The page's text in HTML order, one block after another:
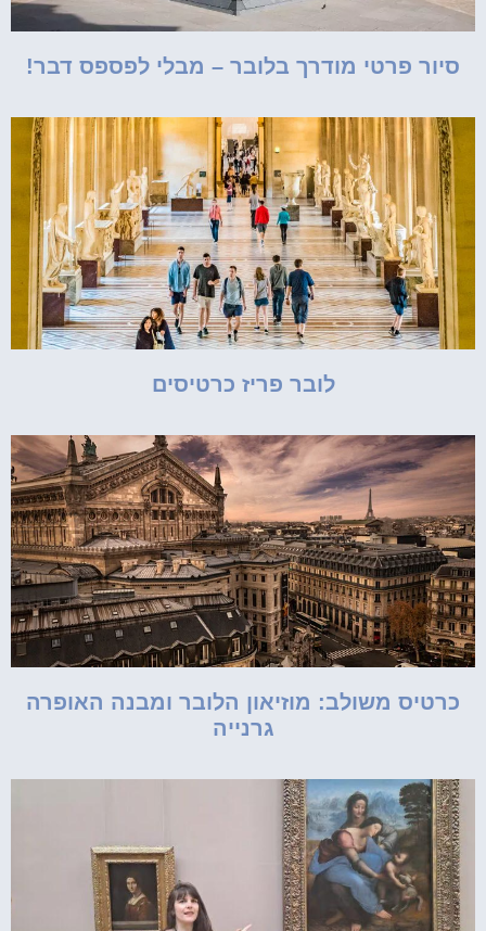
סיור פרטי מודרך בלובר – מבלי לפספס דבר!
לובר פריז כרטיסים
כרטיס משולב: מוזיאון הלובר ומבנה האופרה
גרנייה